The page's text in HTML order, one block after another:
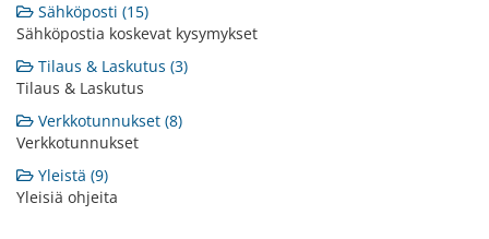
Sähköposti (15)
Sähköpostia koskevat kysymykset
Tilaus & Laskutus (3)
Tilaus & Laskutus
Verkkotunnukset (8)
Verkkotunnukset
Yleistä (9)
Yleisiä ohjeita